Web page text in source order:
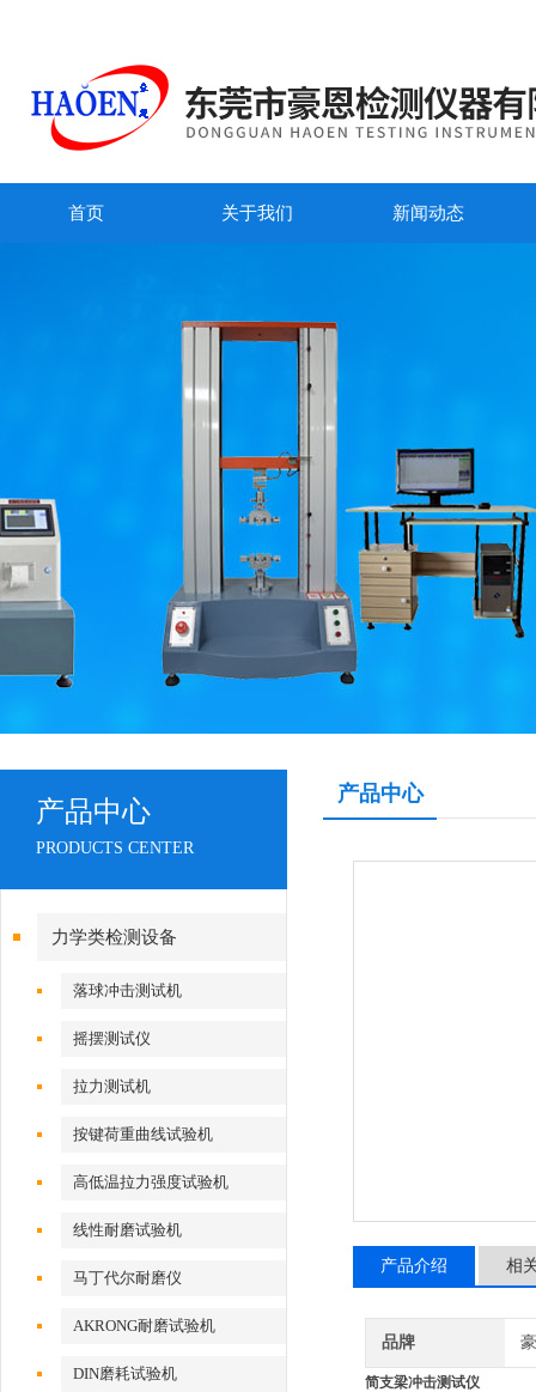
首页 关于我们 新闻动态
产品中心
PRODUCTS CENTER
力学类检测设备
落球冲击测试机
摇摆测试仪
拉力测试机
按键荷重曲线试验机
高低温拉力强度试验机
线性耐磨试验机
马丁代尔耐磨仪
AKRONG耐磨试验机
DIN磨耗试验机
产品中心
产品介绍 相
品牌
简支梁冲击测试仪